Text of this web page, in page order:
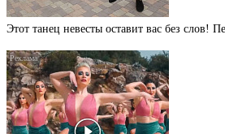
Этот танец невесты оставит вас без слов!